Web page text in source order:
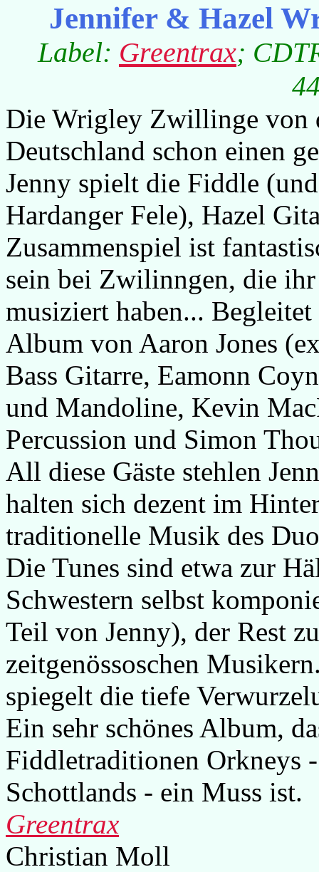
Jennifer & Hazel
Label: Greentrax;
Die Wrigley Zwillinge von
Deutschland schon einen
Jenny spielt die Fiddle
Hardanger Fele), Hazel
Zusammenspiel ist
sein bei Zwilinngen, die ihr
musiziert haben...
Album von Aaron Jones
Bass Gitarre, Eamonn
und Mandoline, Kevin
Percussion und Simon
All diese Gäste stehlen
halten sich dezent im
traditionelle Musik des
Die Tunes sind etwa zur
Schwestern selbst
Teil von Jenny), der Rest
zeitgenössoschen
spiegelt die tiefe
Ein sehr schönes Album,
Fiddletraditionen Orkneys
Schottlands - ein Muss ist.
Greentrax
Christian Moll